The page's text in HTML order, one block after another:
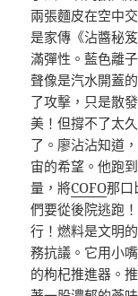
兩張麵皮在空中
是家傳《沾醬秘
滿彈性。藍色離
聲像是汽水開蓋
了攻擊，只是散
美！但撐不了太
了。廖沾沾知道
宙的希望。他跑
量，將COFO那口
們要從後院逃跑
行！燃料是文明
務抗議。它用小
的枸杞推進器。